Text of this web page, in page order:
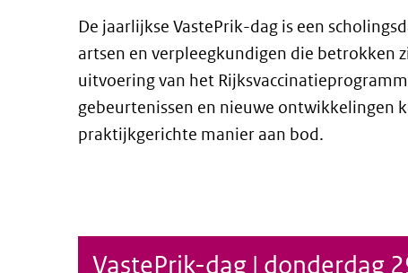
De jaarlijkse VastePrik-dag is een
artsen en verpleegkundigen die betrokken
uitvoering van het
gebeurtenissen en nieuwe ontwikkelingen
praktijkgerichte manier aan bod.
VastePrik-dag | donderdag